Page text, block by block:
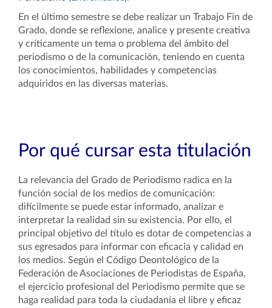
En el último semestre se debe realizar un Trabajo Fin de
Grado, donde se reflexione, analice y presente creativa
y críticamente un tema o problema del ámbito del
periodismo o de la comunicación, teniendo en cuenta
los conocimientos, habilidades y competencias
adquiridos en las diversas materias.
Por qué cursar esta titulación
La relevancia del Grado de Periodismo radica en la
función social de los medios de comunicación:
difícilmente se puede estar informado, analizar e
interpretar la realidad sin su existencia. Por ello, el
principal objetivo del título es dotar de competencias a
sus egresados para informar con eficacia y calidad en
los medios. Según el Código Deontológico de la
Federación de Asociaciones de Periodistas de España,
el ejercicio profesional del Periodismo permite que se
haga realidad para toda la ciudadanía el libre y eficaz